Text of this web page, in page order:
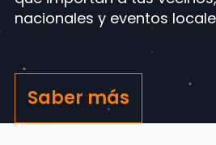
nacionales y eventos
Saber más